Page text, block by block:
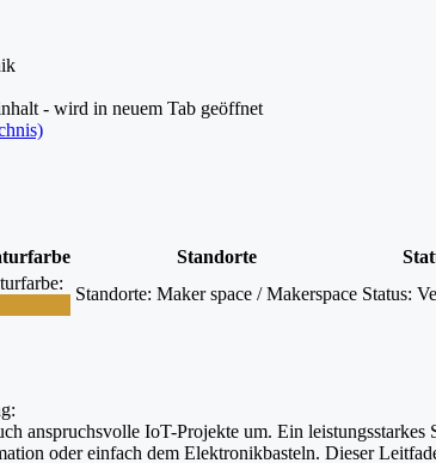
- wird in neuem Tab geöffnet
Standorte
Standorte: Maker space / Makerspace Status:
anspruchsvolle IoT-Projekte um. Ein
oder einfach dem Elektronikbasteln. Dieser